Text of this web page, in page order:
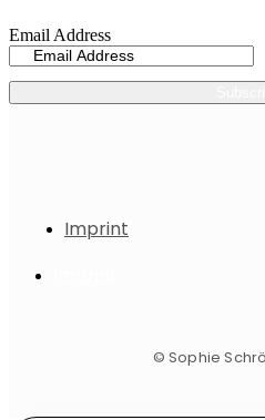
Email Address
Imprint
© Sophie